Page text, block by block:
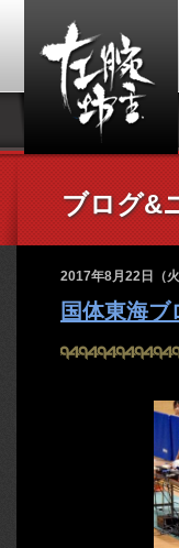
ブログ&
2017年8月22日（火
国体東海